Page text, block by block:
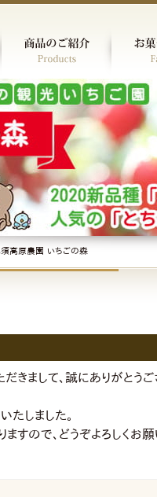
高原農園 いちごの森
まして、誠にありがとう
しました。
すので、どうぞよろしくお